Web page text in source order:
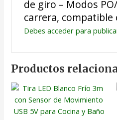
de giro – Modos
carrera, compatible
Debes accederpara
Productos